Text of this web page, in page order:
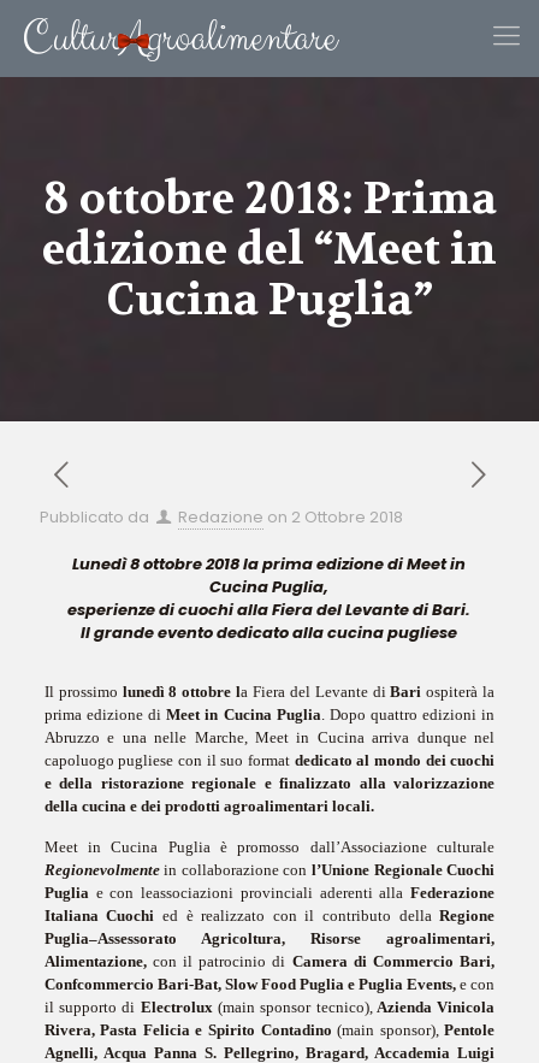
8 ottobre 2018: Prima
edizione del “Meet in
Cucina Puglia”
Pubblicato da Redazione on 2 Ottobre 2018
Lunedì 8 ottobre 2018 la prima edizione di Meet in
Cucina Puglia,
esperienze di cuochi alla Fiera del Levante di Bari.
Il grande evento dedicato alla cucina pugliese
Il prossimo lunedì 8 ottobre la Fiera del Levante diBari ospiterà la
prima edizione di Meet in Cucina Puglia. Dopo quattro edizioni in
Abruzzo e una nelle Marche, Meet in Cucina arriva dunque nel
capoluogo pugliese con il suo format dedicato al mondo dei cuochi
e della ristorazione regionale e finalizzato alla valorizzazione
della cucina e dei prodotti agroalimentari locali.
Meet in Cucina Puglia è promosso dall’Associazione culturale
Regionevolmentein collaborazione conl’Unione Regionale Cuochi
Puglia e con leassociazioni provinciali aderenti alla Federazione
Italiana Cuochied è realizzato con il contributo dellaRegione
Puglia–Assessorato Agricoltura, Risorse agroalimentari,
Alimentazione,con il patrocinio di Camera di Commercio Bari,
Confcommercio Bari-Bat, Slow Food Puglia e Puglia Events,e con
il supporto di Electrolux (main sponsor tecnico),Azienda Vinicola
Rivera, Pasta Felicia e Spirito Contadino(main sponsor),Pentole
Agnelli, Acqua Panna S. Pellegrino, Bragard, Accademia Luigi